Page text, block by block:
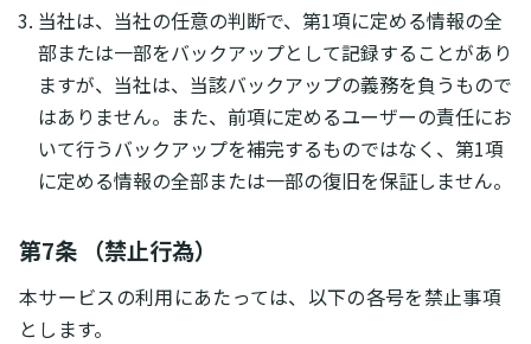
当社は、当社の任意の判断で、第1項に定める情報の全
部または一部をバックアップとして記録することがあり
ますが、当社は、当該バックアップの義務を負うもので
はありません。また、前項に定めるユーザーの責任にお
いて行うバックアップを補完するものではなく、第1項
に定める情報の全部または一部の復旧を保証しません。
第7条 （禁止行為）
本サービスの利用にあたっては、以下の各号を禁止事項
とします。